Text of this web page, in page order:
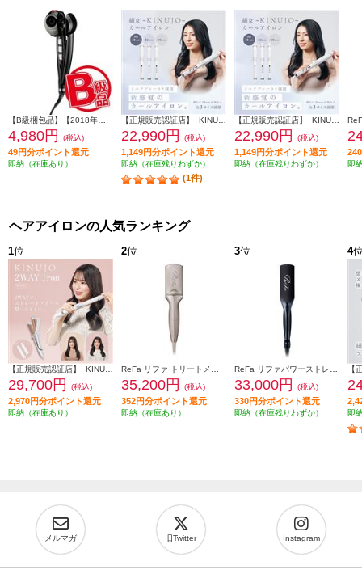
4,980円 (税込)
49円分ポイント還元
即納（在庫あり）
22,990円 (税込)
1,149円分ポイント還元
即納（在庫残りわずか）
(1件)
22,990円 (税込)
1,149円分ポイント還元
即納（在庫残りわずか） 即
ヘアアイロンの人気ランキング
1位
29,700円 (税込)
2,970円分ポイント還元
即納（在庫あり）
2位
35,200円 (税込)
352円分ポイント還元
即納（在庫あり）
3位
33,000円 (税込)
330円分ポイント還元
即納（在庫残りわずか）
4
即
メルマガ 旧Twitter Instagram